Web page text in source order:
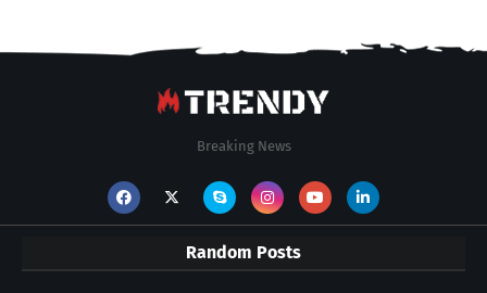
Breaking News
Random Posts